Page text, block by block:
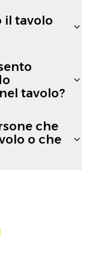
il tavolo
tavolo?
che
o che